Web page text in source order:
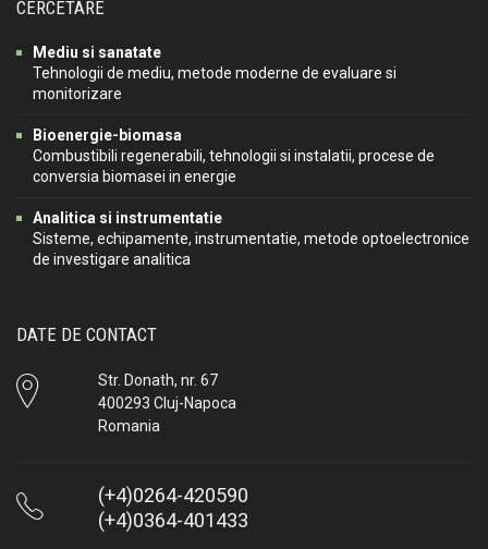
CERCETARE
Mediu si sanatate
Tehnologii de mediu, metode moderne de evaluare si
monitorizare
Bioenergie-biomasa
Combustibili regenerabili, tehnologii si instalatii, procese de
conversia biomasei in energie
Analitica si instrumentatie
Sisteme, echipamente, instrumentatie, metode optoelectronice
de investigare analitica
DATE DE CONTACT
Str. Donath, nr. 67
400293 Cluj-Napoca
Romania
(+4)0264-420590
(+4)0364-401433